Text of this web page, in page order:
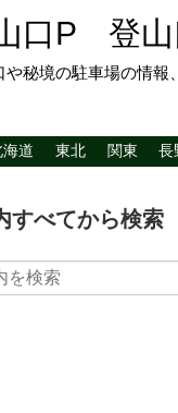
口P 登山
や秘境の駐車場の情報
海道 東北 関東 長
すべてから検索